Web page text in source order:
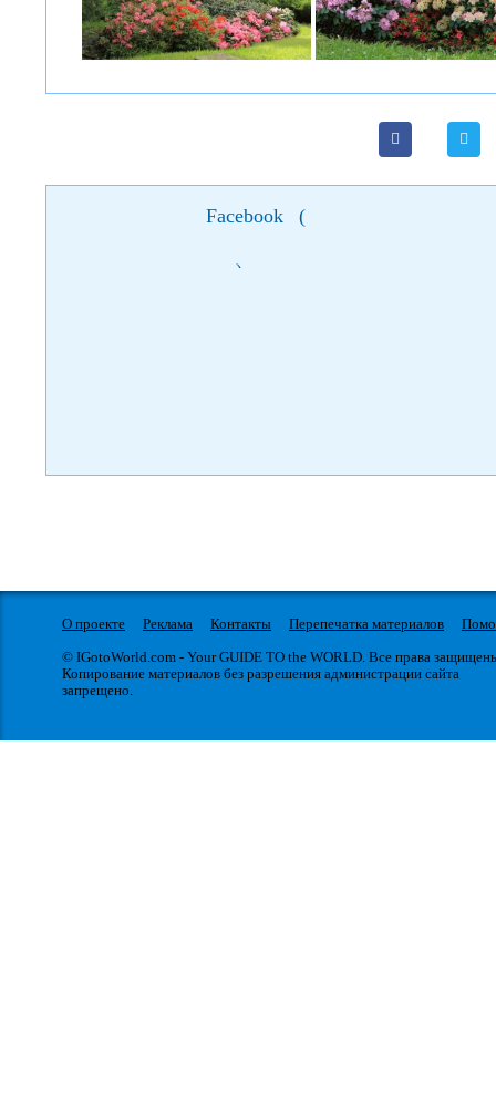
Facebook (
)
О проекте Реклама Контакты Перепечатка материалов
© IGotoWorld.com - Your GUIDE TO the WORLD. Все права
Копирование материалов без разрешения администрации сайта
запрещено.